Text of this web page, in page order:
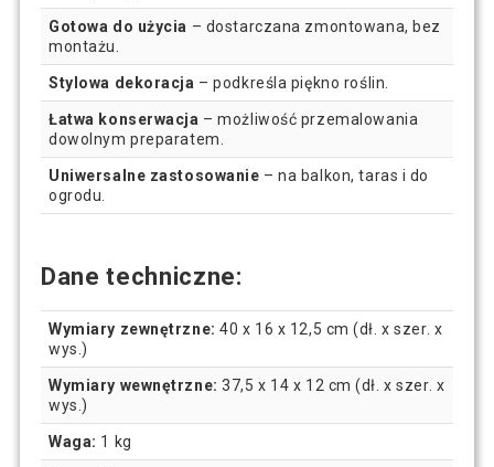
Gotowa do użycia – dostarczana zmontowana, bez
montażu.
Stylowa dekoracja – podkreśla piękno roślin.
Łatwa konserwacja – możliwość przemalowania
dowolnym preparatem.
Uniwersalne zastosowanie – na balkon, taras i do
ogrodu.
Dane techniczne:
Wymiary zewnętrzne: 40 x 16 x 12,5 cm (dł. x szer. x
wys.)
Wymiary wewnętrzne: 37,5 x 14 x 12 cm (dł. x szer. x
wys.)
Waga: 1 kg